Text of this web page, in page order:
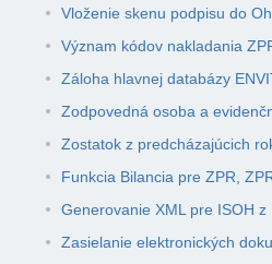
Vloženie skenu podpisu do
Význam kódov nakladania
Záloha hlavnej databázy
Zodpovedná osoba a
Zostatok z predcházajúcich
Funkcia Bilancia pre ZPR,
Generovanie XML pre ISOH z
Zasielanie elektronických